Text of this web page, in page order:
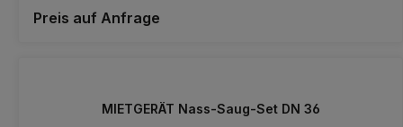
Bedienung vertraut)
Preis auf Anfrage
MIETGERÄT Nass-Saug-Set DN 36